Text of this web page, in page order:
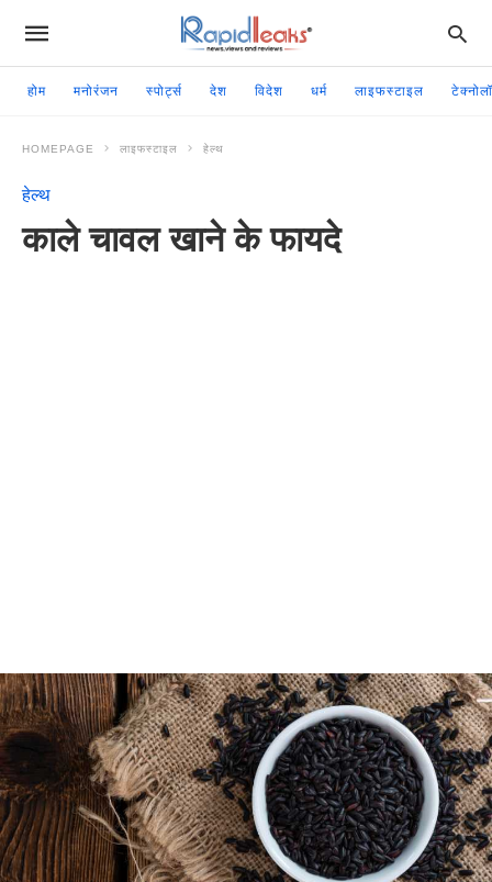
होम मनोरंजन स्पोर्ट्स देश विदेश धर्म लाइफस्टाइल
HOMEPAGE लाइफस्टाइल हेल्थ
हेल्थ
काले चावल खाने के फायदे